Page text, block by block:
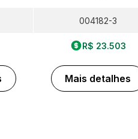
004182-3
R$ 23.503
Mais detalhes